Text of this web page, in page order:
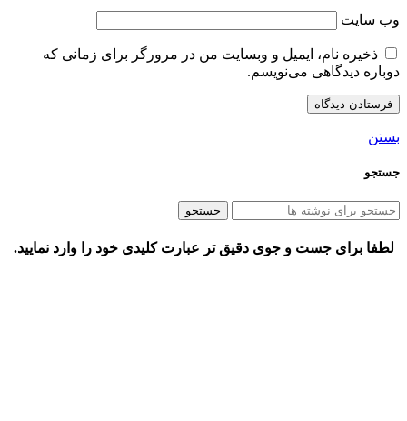
وب‌ سایت
ذخیره نام، ایمیل و وبسایت من در مرورگر برای زمانی که
دوباره دیدگاهی می‌نویسم.
بستن
جستجو
جستجو
لطفا برای جست و جوی دقیق تر عبارت کلیدی خود را وارد نمایید.